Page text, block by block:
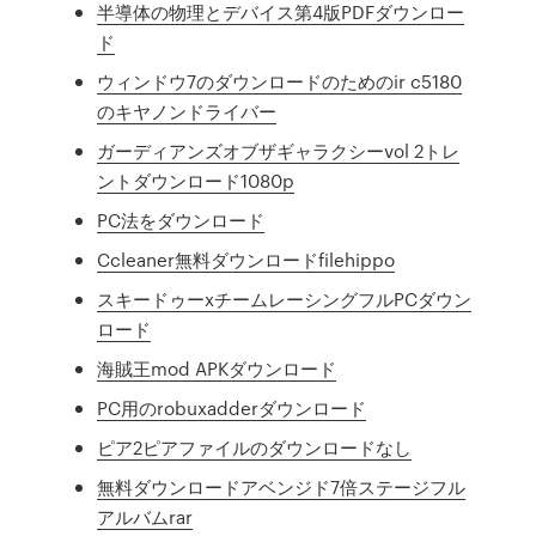
半導体の物理とデバイス第4版PDFダウンロー
ド
ウィンドウ7のダウンロードのためのir c5180
のキヤノンドライバー
ガーディアンズオブザギャラクシーvol 2トレ
ントダウンロード1080p
PC法をダウンロード
Ccleaner無料ダウンロードfilehippo
スキードゥーxチームレーシングフルPCダウン
ロード
海賊王mod APKダウンロード
PC用のrobuxadderダウンロード
ピア2ピアファイルのダウンロードなし
無料ダウンロードアベンジド7倍ステージフル
アルバムrar